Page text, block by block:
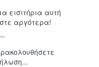
εισιτήρια αυτή
αργότερα!